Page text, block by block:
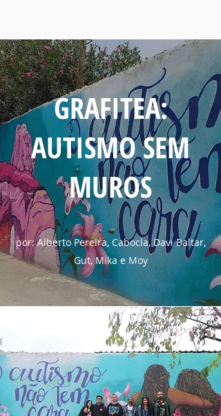
GRAFITEA:
AUTISMO SEM
MUROS
por: Alberto Pereira, Cabocla, Davi Baltar,
Gut, Mika e Moy